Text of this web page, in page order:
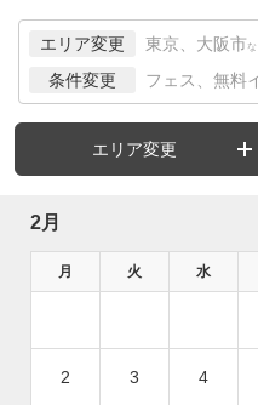
エリア変更 東京、大阪市
条件変更 フェス、無料
エリア変更
2月
月 火 水
2 3 4